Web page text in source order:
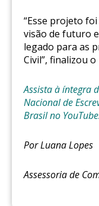
“Esse projeto
visão de futuro
legado para as
Civil”, finalizou
Assista à íntegra
Nacional de
Brasil no
Por Luana Lopes
Assessoria de